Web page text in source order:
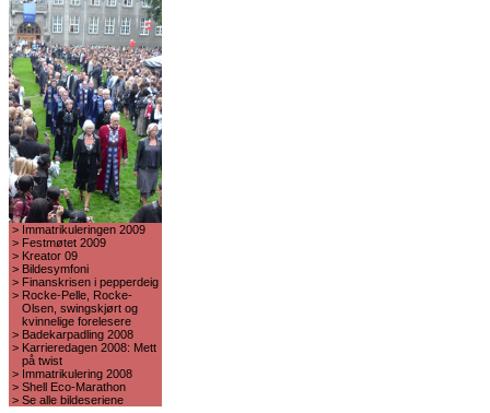
> Immatrikuleringen 2009
> Festmøtet 2009
> Kreator 09
> Bildesymfoni
> Finanskrisen i pepperdeig
> Rocke-Pelle, Rocke-
Olsen, swingskjørt og
kvinnelige forelesere
> Badekarpadling 2008
> Karrieredagen 2008: Mett
på twist
> Immatrikulering 2008
> Shell Eco-Marathon
> Se alle bildeseriene